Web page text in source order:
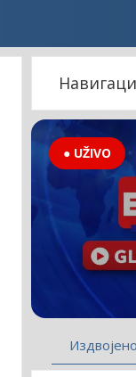
● UŽIVO
Издвојено